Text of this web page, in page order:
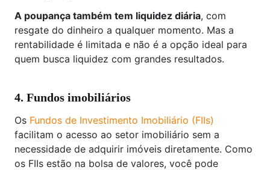
A poupança também tem liquidez diária, com
resgate do dinheiro a qualquer momento. Mas a
rentabilidade é limitada e não é a opção ideal para
quem busca liquidez com grandes resultados.
4. Fundos imobiliários
Os Fundos de Investimento Imobiliário (FIIs)
facilitam o acesso ao setor imobiliário sem a
necessidade de adquirir imóveis diretamente. Como
os FIIs estão na bolsa de valores, você pode